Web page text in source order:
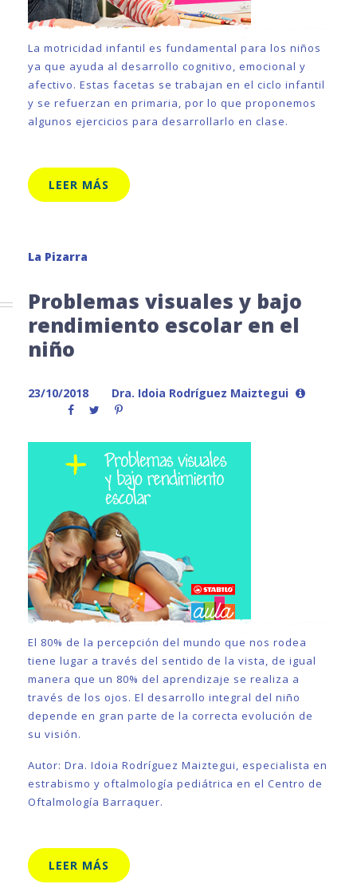
La motricidad infantil es fundamental para los niños
ya que ayuda al desarrollo cognitivo, emocional y
afectivo. Estas facetas se trabajan en el ciclo infantil
y se refuerzan en primaria, por lo que proponemos
algunos ejercicios para desarrollarlo en clase.
LEER MÁS
La Pizarra
Problemas visuales y bajo
rendimiento escolar en el
niño
23/10/2018 Dra. Idoia Rodríguez Maiztegui
El 80% de la percepción del mundo que nos rodea
tiene lugar a través del sentido de la vista, de igual
manera que un 80% del aprendizaje se realiza a
través de los ojos. El desarrollo integral del niño
depende en gran parte de la correcta evolución de
su visión.
Autor: Dra. Idoia Rodríguez Maiztegui, especialista en
estrabismo y oftalmología pediátrica en el Centro de
Oftalmología Barraquer.
LEER MÁS